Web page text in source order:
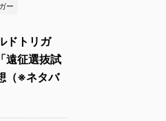
ー
ドトリガ
遠征選抜試
※ネタバ